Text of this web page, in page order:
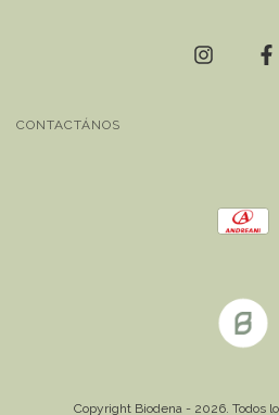
CONTACTÁNOS
Copyright Biodena - 2026. Todos